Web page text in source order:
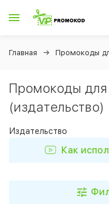
Главная Промокоды
Промокоды
(издательство)
Издательство
Как